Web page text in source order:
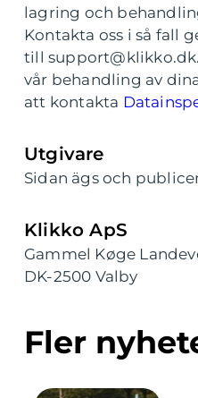
lagring och
Kontakta oss i så fall
till
vår behandling av
att kontakta
Utgivare
Sidan ägs och
Klikko ApS
Gammel Køge
DK-2500 Valby
Fler